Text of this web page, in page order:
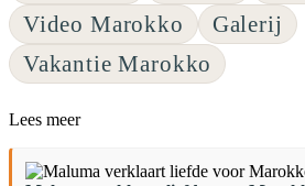
Video Marokko
Galerij
Vakantie Marokko
Lees meer